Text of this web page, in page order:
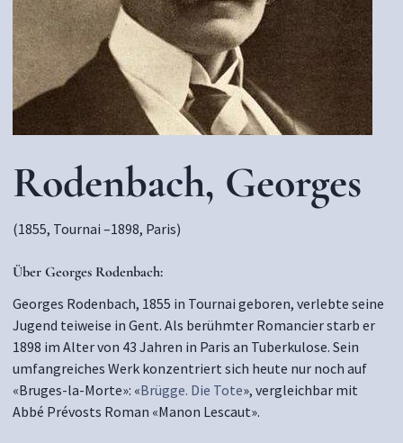
Rodenbach, Georges
(1855, Tournai –1898, Paris)
Über Georges Rodenbach:
Georges Rodenbach, 1855 in Tournai geboren, verlebte seine
Jugend teiweise in Gent. Als berühmter Romancier starb er
1898 im Alter von 43 Jahren in Paris an Tuberkulose. Sein
umfangreiches Werk konzentriert sich heute nur noch auf
«Bruges-la-Morte»: «Brügge. Die Tote», vergleichbar mit
Abbé Prévosts Roman «Manon Lescaut».